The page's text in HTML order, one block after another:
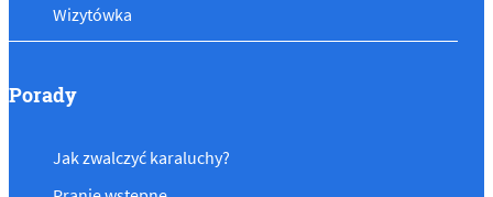
Wizytówka
Porady
Jak zwalczyć karaluchy?